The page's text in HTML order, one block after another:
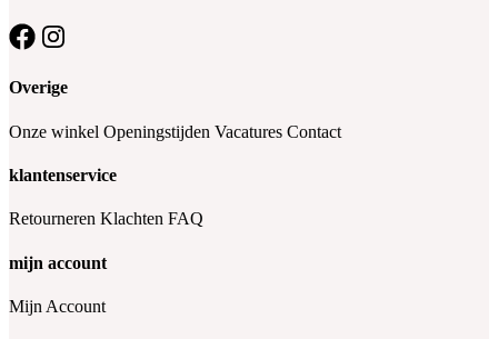
Overige
Onze winkel Openingstijden Vacatures Contact
klantenservice
Retourneren Klachten FAQ
mijn account
Mijn Account